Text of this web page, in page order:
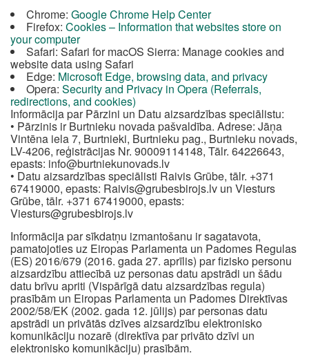
Chrome: Google Chrome Help Center
Firefox: Cookies – Information that websites store on
your computer
Safari: Safari for macOS Sierra: Manage cookies and
website data using Safari
Edge: Microsoft Edge, browsing data, and privacy
Opera: Security and Privacy in Opera (Referrals,
redirections, and cookies)
Informācija par Pārzini un Datu aizsardzības speciālistu:
• Pārzinis ir Burtnieku novada pašvaldība. Adrese: Jāņa
Vintēna iela 7, Burtnieki, Burtnieku pag., Burtnieku novads,
LV-4206, reģistrācijas Nr. 90009114148, Tālr. 64226643,
epasts: info@burtniekunovads.lv
• Datu aizsardzības speciālisti Raivis Grūbe, tālr. +371
67419000, epasts: Raivis@grubesbirojs.lv un Viesturs
Grūbe, tālr. +371 67419000, epasts:
Viesturs@grubesbirojs.lv
Informācija par sīkdatņu izmantošanu ir sagatavota,
pamatojoties uz Eiropas Parlamenta un Padomes Regulas
(ES) 2016/679 (2016. gada 27. aprīlis) par fizisko personu
aizsardzību attiecībā uz personas datu apstrādi un šādu
datu brīvu apriti (Vispārīgā datu aizsardzības regula)
prasībām un Eiropas Parlamenta un Padomes Direktīvas
2002/58/EK (2002. gada 12. jūlijs) par personas datu
apstrādi un privātās dzīves aizsardzību elektronisko
komunikāciju nozarē (direktīva par privāto dzīvi un
elektronisko komunikāciju) prasībām.